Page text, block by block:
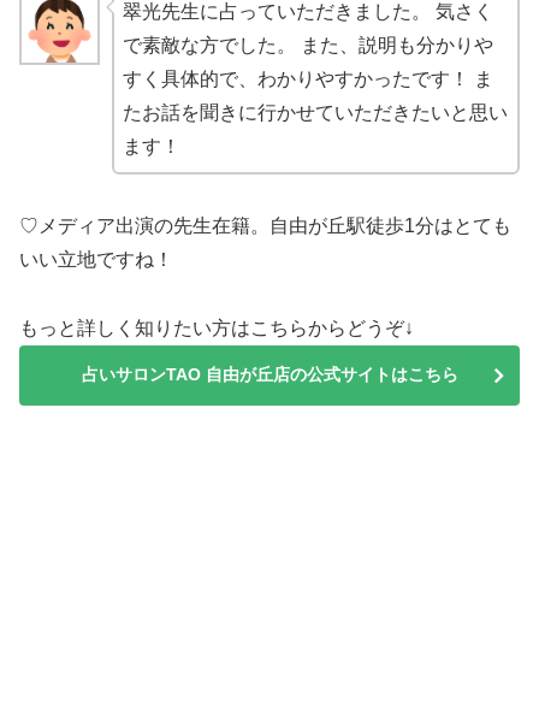
翠光先生に占っていただきました。 気さく
で素敵な方でした。 また、説明も分かりや
すく具体的で、わかりやすかったです！ ま
たお話を聞きに行かせていただきたいと思い
ます！
♡メディア出演の先生在籍。自由が丘駅徒歩1分はとても
いい立地ですね！
もっと詳しく知りたい方はこちらからどうぞ↓
占いサロンTAO 自由が丘店の公式サイトはこちら